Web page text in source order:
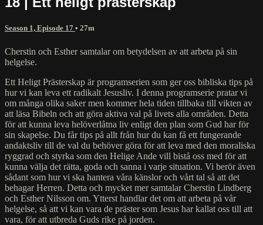
Season 1, Episode 17 • 27m
Cherstin och Esther samtalar om betydelsen av att arbeta på sin
helgelse.
Ett Heligt Prästerskap är programserien som ger oss bibliska tips på
hur vi kan leva ett radikalt Jesusliv. I denna programserie pratar vi
om många olika saker men kommer hela tiden tillbaka till vikten av
att läsa Bibeln och att göra aktiva val på livets alla områden. Detta
för att kunna leva helöverlåtna liv enligt den plan som Gud har för
sin skapelse. Du får tips på allt från hur du kan få ett fungerande
andaktsliv till de val du behöver göra för att leva med den moraliska
ryggrad och styrka som den Helige Ande vill bistå oss med för att
kunna välja det rätta, goda och sanna i varje situation. Vi berör även
sådant som hur vi ska hantera våra känslor och vårt tal så att det
behagar Herren. Detta och mycket mer samtalar Cherstin Lindberg
och Esther Nilsson om. Ytterst handlar det om att arbeta på vår
helgelse, så att vi kan vara de präster som Jesus har kallat oss till att
vara, för att utbreda Guds rike på jorden.